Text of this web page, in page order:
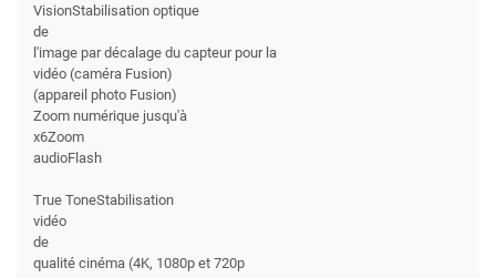
VisionStabilisation optique
de
l'image par décalage du capteur pour la
vidéo (caméra Fusion)
(appareil photo Fusion)
Zoom numérique jusqu'à
x6Zoom
audioFlash
True ToneStabilisation
vidéo
de
qualité cinéma (4K, 1080p et 720p